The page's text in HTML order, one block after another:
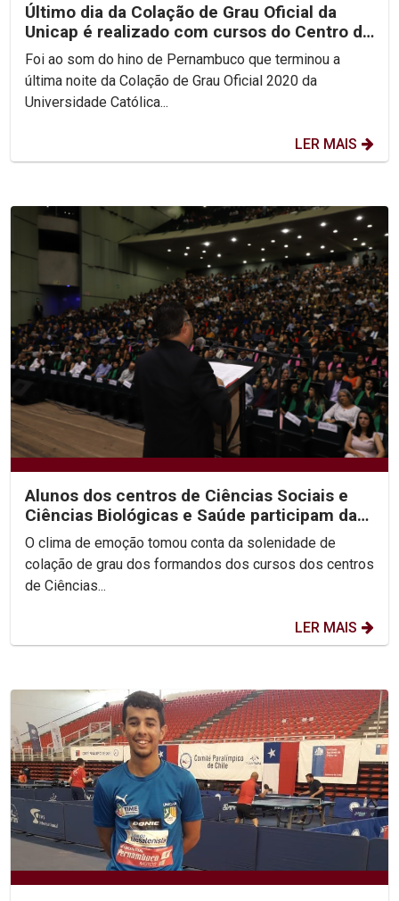
Último dia da Colação de Grau Oficial da
Unicap é realizado com cursos do Centro de
Ciências...
Foi ao som do hino de Pernambuco que terminou a
última noite da Colação de Grau Oficial 2020 da
Universidade Católica...
LER MAIS
Alunos dos centros de Ciências Sociais e
Ciências Biológicas e Saúde participam da
segunda noite...
O clima de emoção tomou conta da solenidade de
colação de grau dos formandos dos cursos dos centros
de Ciências...
LER MAIS